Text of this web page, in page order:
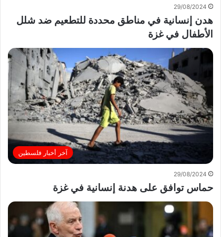
29/08/2024
هدن إنسانية في مناطق محددة للتطعيم ضد شلل
الأطفال في غزة
آخر أخبار فلسطين
29/08/2024
حماس توافق على هدنة إنسانية في غزة